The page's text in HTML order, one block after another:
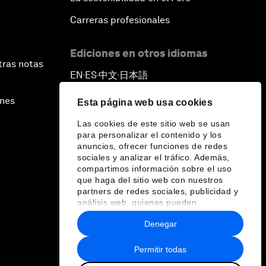
Esta página web usa cookies
Las cookies de este sitio web se usan
para personalizar el contenido y los
anuncios, ofrecer funciones de redes
sociales y analizar el tráfico. Además,
compartimos información sobre el uso
que haga del sitio web con nuestros
partners de redes sociales, publicidad y
análisis web, quienes pueden
combinarla con otra información que les
haya proporcionado o que hayan
recopilado a partir del uso que haya
hecho de sus servicios.
Permitir todas
Denegar
notas
Carreras profesionales
Ediciones en otros idiomas
EN ▪ ES▪中文▪ 日本語